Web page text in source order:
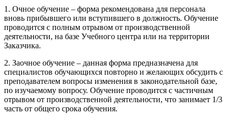
1. Очное обучение – форма рекомендована для персонала
вновь прибывшего или вступившего в должность. Обучение
проводится с полным отрывом от производственной
деятельности, на базе Учебного центра или на территории
Заказчика.
2. Заочное обучение – данная форма предназначена для
специалистов обучающихся повторно и желающих обсудить с
преподавателем вопросы изменения в законодательной базе,
по изучаемому вопросу. Обучение проводится с частичным
отрывом от производственной деятельности, что занимает 1/3
часть от общего срока обучения.